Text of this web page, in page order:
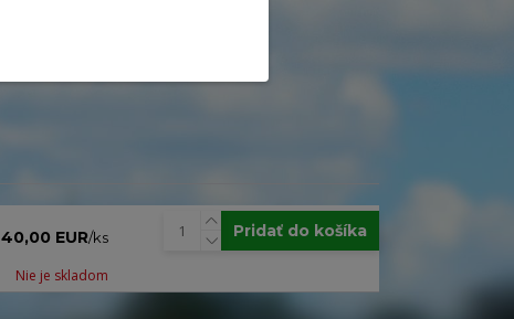
40,00 EUR/ks
Nie je skladom
Pridať do košíka